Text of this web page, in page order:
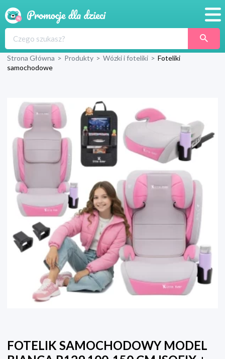
Produkty
Blog
Wyprawka
Strona Główna > Produkty > Wózki i foteliki > Foteliki
samochodowe
FOTELIK SAMOCHODOWY MODEL